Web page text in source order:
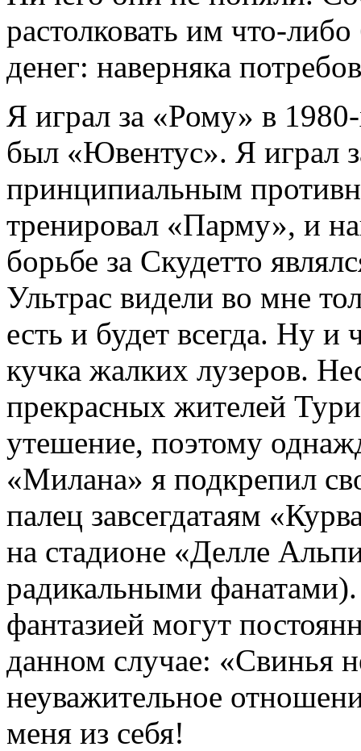
растолковать им что-
денег: наверняка
Я играл за «Рому» в
был «Ювентус». Я играл
принципиальным
тренировал «Парму», и
борьбе за Скудетто
Ультрас видели во мне
есть и будет всегда. Ну
кучка жалких лузеров.
прекрасных жителей
утешение, поэтому
«Милана» я подкрепил
палец завсегдатаям
на стадионе «Делле
радикальными
фантазией могут
данном случае: «Свинья
неуважительное
меня из себя!